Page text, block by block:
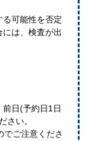
可能性を否定
は、検査が出
日(予約日1日
さい。
ご注意くださ